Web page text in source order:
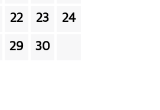
22 23 24
29 30